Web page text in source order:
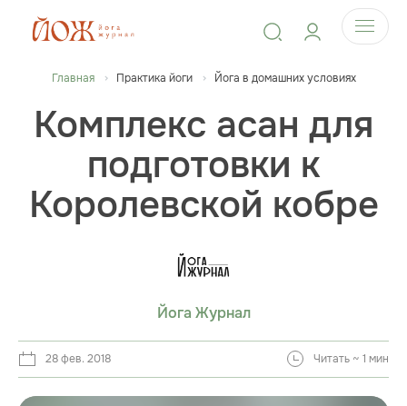
Главная Практика йоги Йога в домашних условиях
Комплекс асан для
подготовки к
Королевской кобре
Йога Журнал
28 фев. 2018 Читать ~ 1 мин